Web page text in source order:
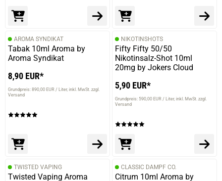
AROMA SYNDIKAT
Tabak 10ml Aroma by
Aroma Syndikat
8,90 EUR*
Grundpreis: 890,00 EUR / Liter inkl. MwSt. zzgl.
Versand
NIKOTINSHOTS
Fifty Fifty 50/50
Nikotinsalz-Shot 10ml
20mg by Jokers Cloud
5,90 EUR*
Grundpreis: 590,00 EUR / Liter inkl. MwSt. zzgl.
Versand
TWISTED VAPING
Twisted Vaping Aroma
CLASSIC DAMPF CO.
Citrum 10ml Aroma by